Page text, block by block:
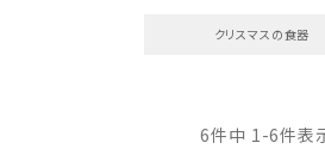
クリスマスの食器
6件中 1-6件表